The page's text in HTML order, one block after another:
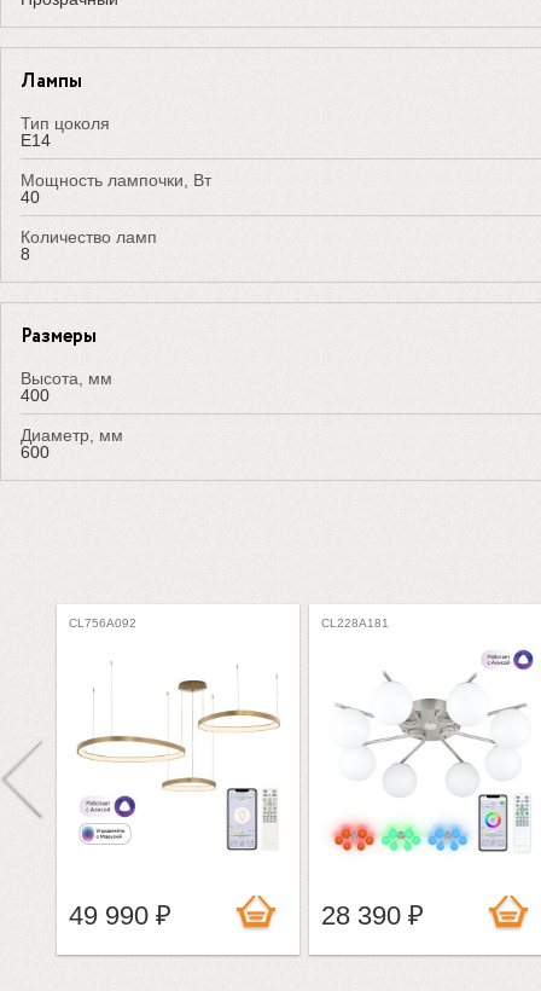
Лампы
Тип цоколя
E14
Мощность лампочки, Вт
40
Количество ламп
8
Размеры
Высота, мм
400
Диаметр, мм
600
CL756A092
49 990 ₽
CL228A181
28 390 ₽